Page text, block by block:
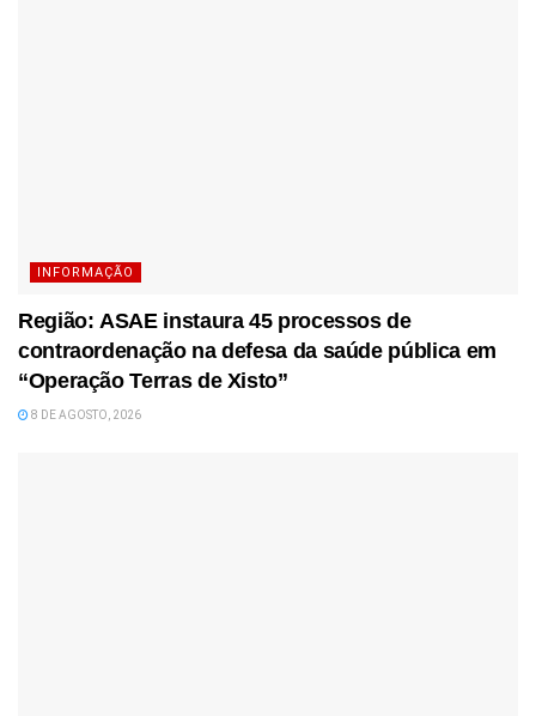
INFORMAÇÃO
Região: ASAE instaura 45 processos de
contraordenação na defesa da saúde pública em
“Operação Terras de Xisto”
8 DE AGOSTO, 2026